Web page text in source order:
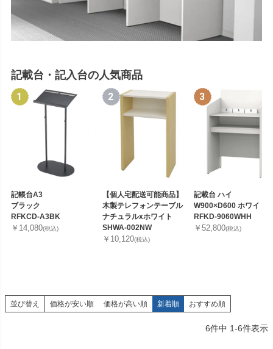
記載台・記入台の人気商品
記帳台A3
ブラック
RFKCD-A3BK
￥14,080(税込)
【個人宅配送可能商品】
木製テレフォンテーブル
ナチュラルxホワイト
SHWA-002NW
￥10,120(税込)
記載台 ハイ
W900×D600 ホワイト
RFKD-9060WHH
￥52,800(税込)
並び替え 価格が安い順 価格が高い順 新着順 おすすめ順
6件中 1-6件表示